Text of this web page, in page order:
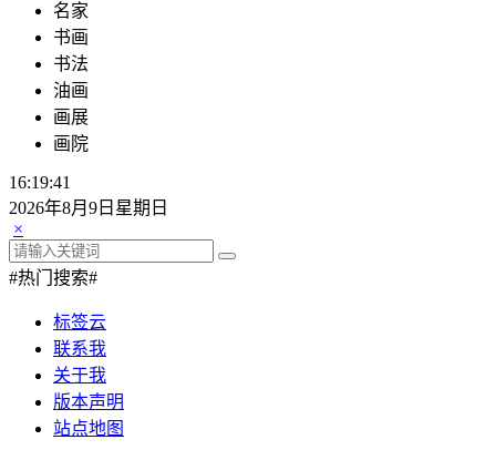
名家
书画
书法
油画
画展
画院
16:19:43
2026年8月9日星期日
×
#热门搜索#
标签云
联系我
关于我
版本声明
站点地图